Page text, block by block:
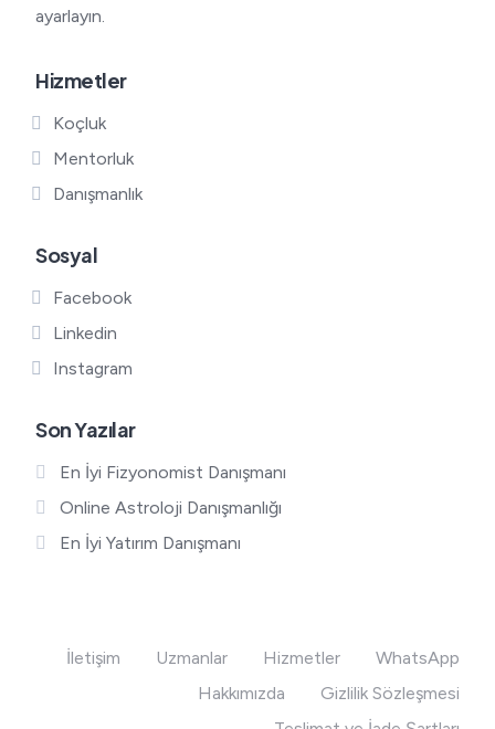
ayarlayın.
Hizmetler
Koçluk
Mentorluk
Danışmanlık
Sosyal
Facebook
Linkedin
Instagram
Son Yazılar
En İyi Fizyonomist Danışmanı
Online Astroloji Danışmanlığı
En İyi Yatırım Danışmanı
İletişim Uzmanlar Hizmetler
WhatsApp
Hakkımızda
Gizlilik Sözleşmesi